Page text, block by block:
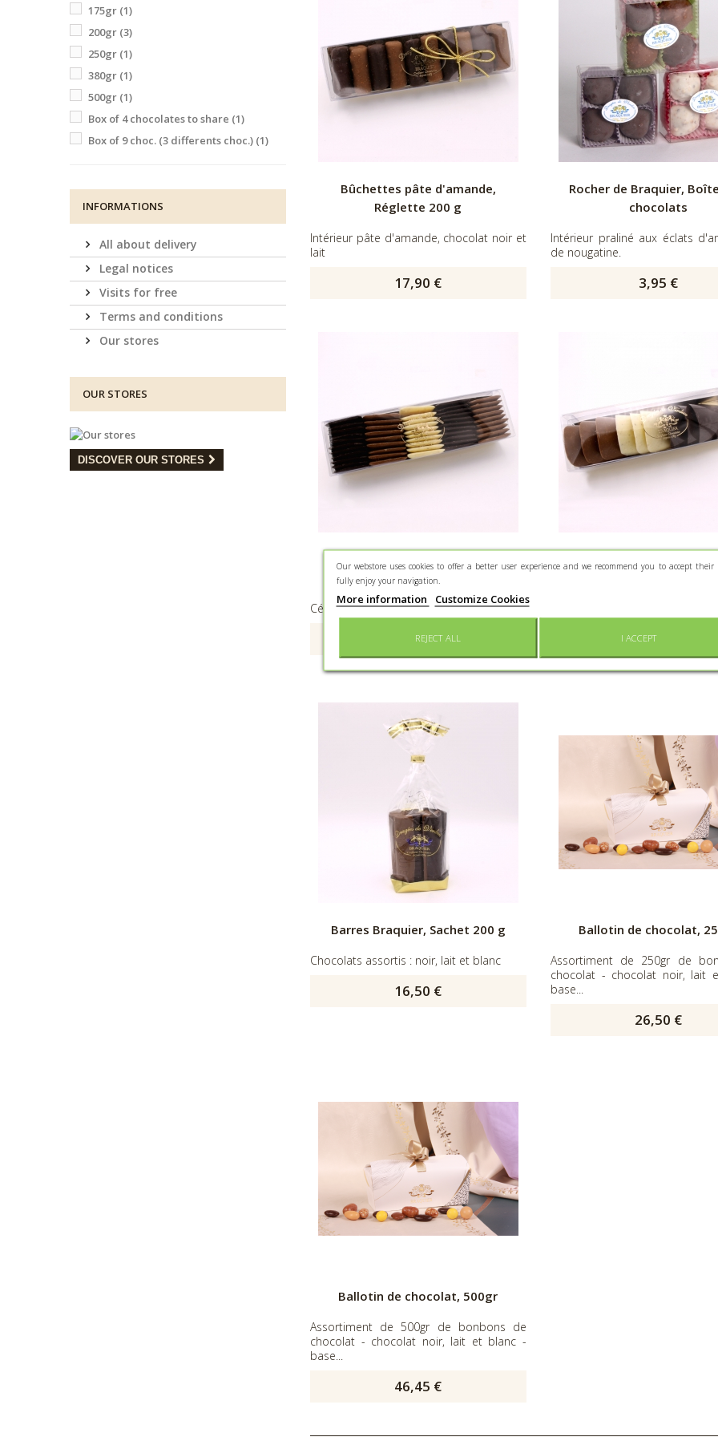
175gr (1)
200gr (3)
250gr (1)
380gr (1)
500gr (1)
Box of 4 chocolates to share (1)
Box of 9 choc. (3 differents choc.) (1)
INFORMATIONS
All about delivery
Legal notices
Visits for free
Terms and conditions
Our stores
OUR STORES
DISCOVER OUR STORES
Bûchettes pâte d'amande,
Réglette 200 g
Intérieur pâte d'amande, chocolat noir et
lait
17,90 €
Rocher de Braquier,
chocolats
Intérieur praliné aux éclats
de nougatine.
3,95 €
Carré croustillant, Réglette 280
g
Céréales soufflées et éclats de nougatine
21,65 €
Tuile de Braquier, Boîte
noir, lait ou blanc.
11,20 €
Barres Braquier, Sachet 200 g
Chocolats assortis : noir, lait et blanc
16,50 €
Ballotin de chocolat,
Assortiment de 250gr de
chocolat - chocolat noir, lait
base...
26,50 €
Ballotin de chocolat, 500gr
Assortiment de 500gr de bonbons de
chocolat - chocolat noir, lait et blanc -
base...
46,45 €
Our webstore uses cookies to offer a better user experience and we recommend you to accept their
fully enjoy your navigation.
More information Customize Cookies
REJECT ALL I ACCEPT